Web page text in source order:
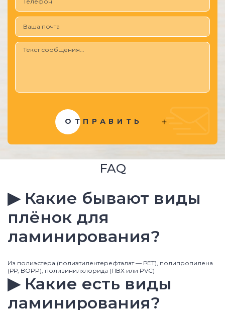
ОТПРАВИТЬ
FAQ
▶ Какие бывают виды
плёнок для
ламинирования?
Из полиэстера (полиэтилентерефталат — РЕТ), полипропилена
(РР, BOPP), поливинилхлорида (ПВХ или PVC)
▶ Какие есть виды
ламинирования?